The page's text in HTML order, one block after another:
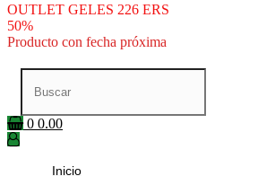
OUTLET GELES 226 ERS
50%
Producto con fecha próxima
0 0.00
Inicio